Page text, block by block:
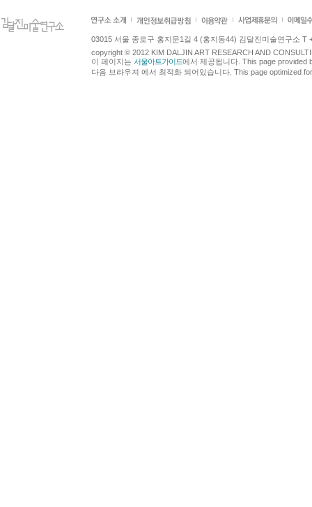
03015 서울 종로구 홍지문1길 4 (홍지동44) 김달진미술연구소 T
copyright © 2012 KIM DALJIN ART RESEARCH AND
이 페이지는 서울아트가이드에서 제공됩니다. This page provided
다음 브라우져 에서 최적화 되어있습니다. This page optimized